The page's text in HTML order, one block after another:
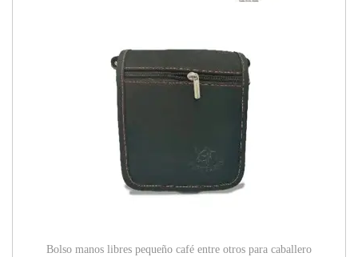
Bolso manos libres pequeño café entre otros para caballero